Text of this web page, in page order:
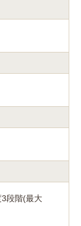
段階(最大